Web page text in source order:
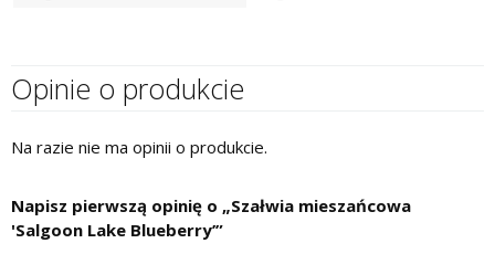
Opinie o produkcie
Na razie nie ma opinii o produkcie.
Napisz pierwszą opinię o „Szałwia mieszańcowa
'Salgoon Lake Blueberry’”